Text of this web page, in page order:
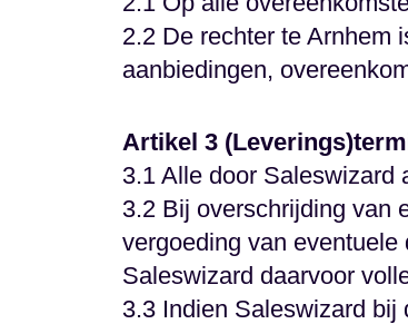
2.2 De rechter te Arnhem
aanbiedingen,
Artikel 3
3.1 Alle door Saleswizard
3.2 Bij overschrijding van
vergoeding van
Saleswizard daarvoor
3.3 Indien Saleswizard bij